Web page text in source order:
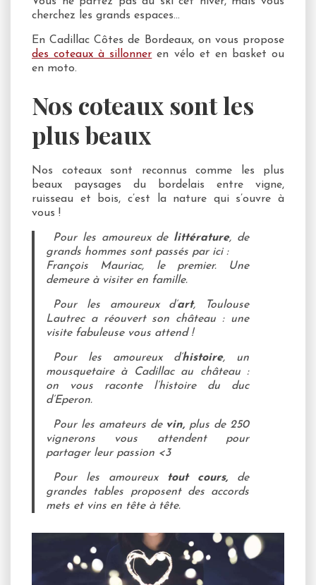
cherchez les grands espaces…
En Cadillac Côtes de Bordeaux, on vous propose
des coteaux à sillonner en vélo et en basket ou
en moto.
Nos coteaux sont les
plus beaux
Nos coteaux sont reconnus comme les plus
beaux paysages du bordelais entre vigne,
ruisseau et bois, c’est la nature qui s’ouvre à
vous !
Pour les amoureux de littérature, de
grands hommes sont passés par ici :
François Mauriac, le premier. Une
demeure à visiter en famille.
Pour les amoureux d’art, Toulouse
Lautrec a réouvert son château : une
visite fabuleuse vous attend !
Pour les amoureux d’histoire, un
mousquetaire à Cadillac au château :
on vous raconte l’histoire du duc
d’Eperon.
Pour les amateurs de vin, plus de 250
vignerons vous attendent pour
partager leur passion <3
Pour les amoureux tout cours, de
grandes tables proposent des accords
mets et vins en tête à tête.